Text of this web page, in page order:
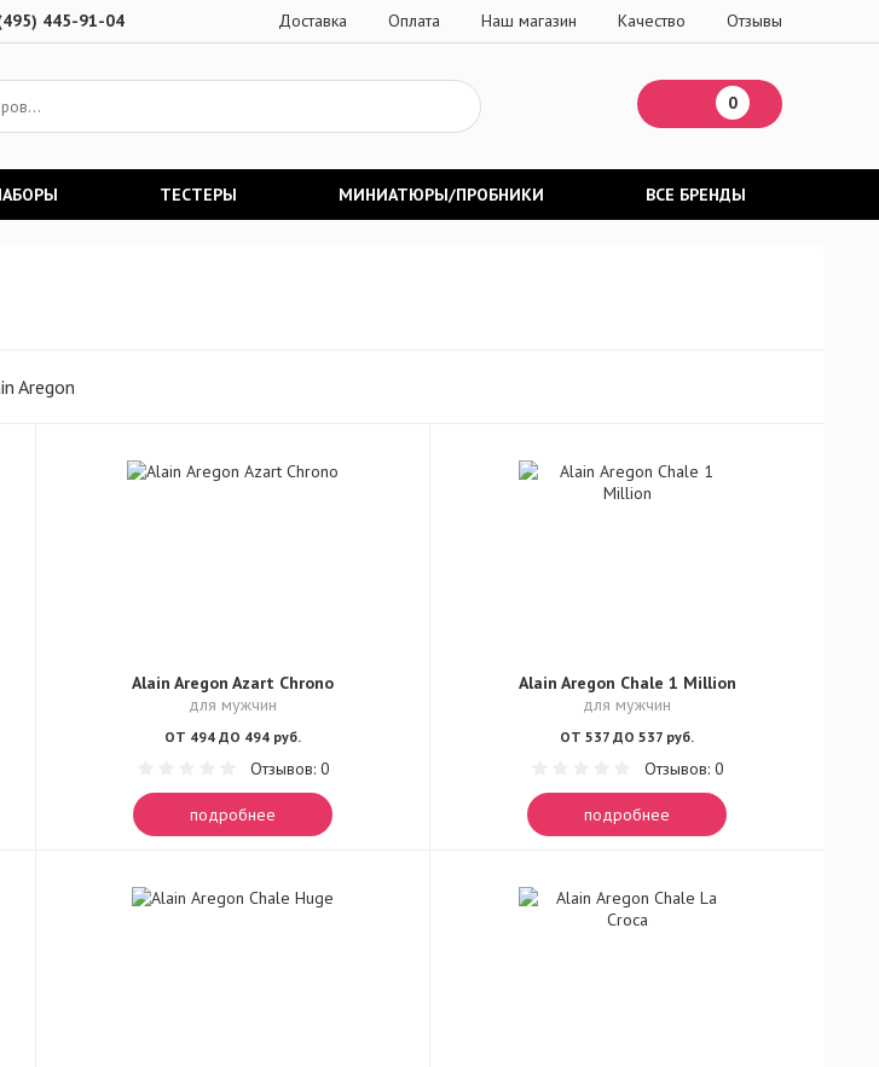
445-91-04 Доставка Оплата Наш магазин Качество Отзывы
0
ТЕСТЕРЫ МИНИАТЮРЫ/ПРОБНИКИ ВСЕ БРЕНДЫ
Aregon
Alain Aregon Azart Chrono
для мужчин
ОТ 494 ДО 494 руб.
Отзывов: 0
подробнее
Alain Aregon Chale 1 Million
для мужчин
ОТ 537 ДО 537 руб.
Отзывов: 0
подробнее